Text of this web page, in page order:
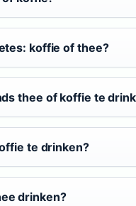
koffie of thee?
thee of koffie te
te drinken?
drinken?